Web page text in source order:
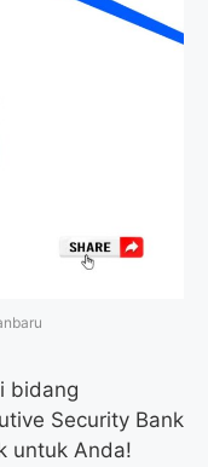
e
t
bidang
Security Bank
untuk Anda!